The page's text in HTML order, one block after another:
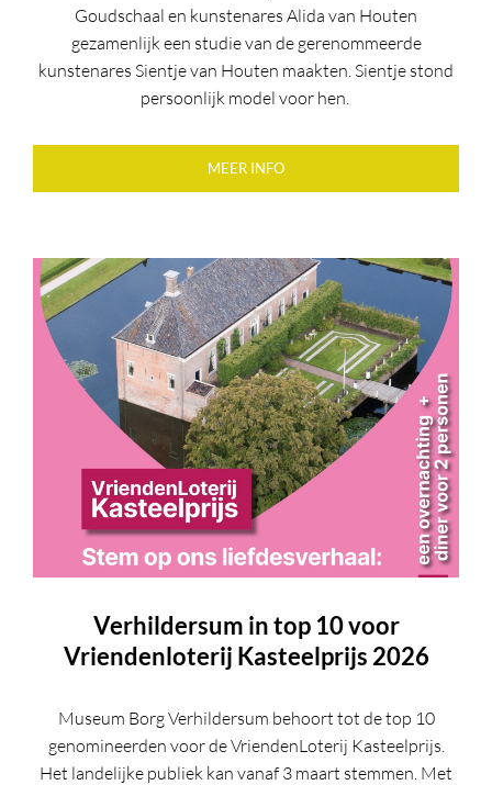
Goudschaal en kunstenares Alida van Houten
gezamenlijk een studie van de gerenommeerde
kunstenares Sientje van Houten maakten. Sientje stond
persoonlijk model voor hen.
MEER INFO
Verhildersum in top 10 voor
Vriendenloterij Kasteelprijs 2026
Museum Borg Verhildersum behoort tot de top 10
genomineerden voor deVriendenLoterij Kasteelprijs.
Het landelijke publiek kan vanaf 3 maart stemmen. Met